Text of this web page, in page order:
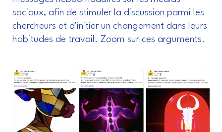
sociaux, afin de stimuler la discussion parmi les
chercheurs et d'initier un changement dans leurs
habitudes de travail. Zoom sur ces arguments.